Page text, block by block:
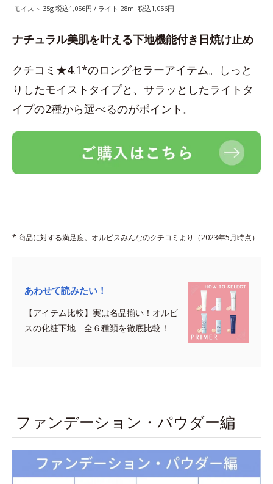
モイスト 35g 税込1,056円 / ライト 28ml 税込1,056円
ナチュラル美肌を叶える下地機能付き日焼け止め
クチコミ★4.1*のロングセラーアイテム。しっと
りしたモイストタイプと、サラッとしたライトタ
イプの2種から選べるのがポイント。
* 商品に対する満足度。オルビスみんなのクチコミより（2023年5月時点）
あわせて読みたい！
【アイテム比較】実は名品揃い！オルビ
スの化粧下地 全６種類を徹底比較！
ファンデーション・パウダー編